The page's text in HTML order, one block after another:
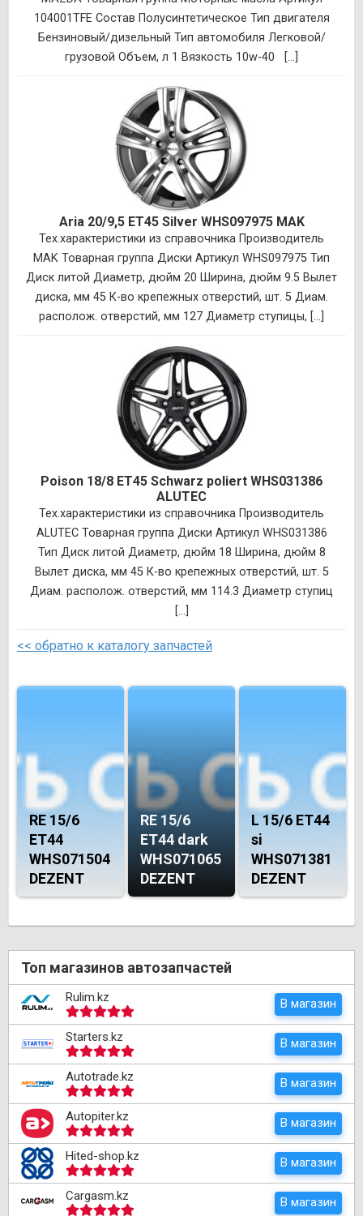
104001TFE Состав Полусинтетическое Тип двигателя
Бензиновый/дизельный Тип автомобиля Легковой/
грузовой Объем, л 1 Вязкость 10w-40 [...]
Aria 20/9,5 ET45 Silver WHS097975 MAK
Тех.характеристики из справочника Производитель
MAK Товарная группа Диски Артикул WHS097975 Тип
Диск литой Диаметр, дюйм 20 Ширина, дюйм 9.5 Вылет
диска, мм 45 К-во крепежных отверстий, шт. 5 Диам.
располож. отверстий, мм 127 Диаметр ступицы, [...]
Poison 18/8 ET45 Schwarz poliert WHS031386
ALUTEC
Тех.характеристики из справочника Производитель
ALUTEC Товарная группа Диски Артикул WHS031386
Тип Диск литой Диаметр, дюйм 18 Ширина, дюйм 8
Вылет диска, мм 45 К-во крепежных отверстий, шт. 5
Диам. располож. отверстий, мм 114.3 Диаметр ступиц
[...]
<< обратно к каталогу запчастей
RE 15/6
ET44
WHS071504
DEZENT
RE 15/6
ET44 dark
WHS071065
DEZENT
L 15/6 ET44
si
WHS071381
DEZENT
Топ магазинов автозапчастей
Rulim.kz В магазин
Starters.kz В магазин
Autotrade.kz В магазин
Autopiter.kz В магазин
Hited-shop.kz В магазин
Cargasm.kz В магазин